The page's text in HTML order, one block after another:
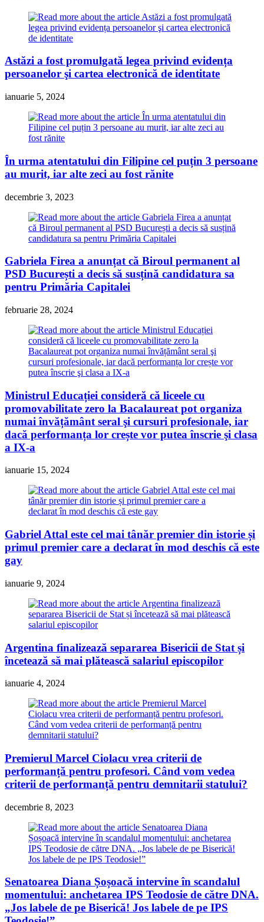
Astăzi a fost promulgată legea privind evidența
persoanelor şi cartea electronică de identitate
ianuarie 5, 2024
În urma atentatului din Filipine cel puțin 3 persoane
au murit, iar alte zeci au fost rănite
decembrie 3, 2023
Gabriela Firea a anunțat că Biroul permanent al
PSD București a decis să susțină candidatura sa
pentru Primăria Capitalei
februarie 28, 2024
Ministrul Educației consideră că liceele cu
promovabilitate zero la Bacalaureat pot organiza
numai învățământ seral şi cursuri profesionale, iar
dacă performanța lor crește vor putea înscrie şi clasa
a IX-a
ianuarie 15, 2024
Gabriel Attal este cel mai tânăr premier din istorie și
primul premier care a declarat în mod deschis că este
gay
ianuarie 9, 2024
Argentina finalizează separarea Bisericii de Stat și
încetează să mai plătească salariul episcopilor
ianuarie 4, 2024
Premierul Marcel Ciolacu vrea criterii de
performanță pentru profesori. Când vom vedea
criterii de performanță pentru demnitarii statului?
decembrie 8, 2023
Senatoarea Diana Șoșoacă intervine în scandalul
momentului: anchetarea IPS Teodosie de către DNA.
„Jos labele de pe Biserică! Jos labele de pe IPS